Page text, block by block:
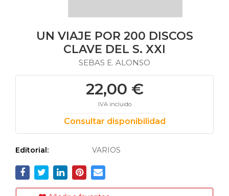
UN VIAJE POR 200 DISCOS
CLAVE DEL S. XXI
SEBAS E. ALONSO
22,00 €
IVA incluido
Consultar disponibilidad
Editorial: VARIOS